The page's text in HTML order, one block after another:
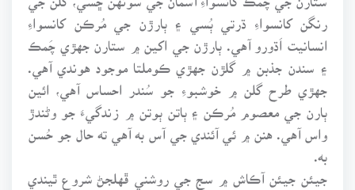
رنگن کانسواءِ ڌرتي ٻُسي ۽ ٻارڙن جي مُرڪن کانسواءِ
انسانيت اَڌورو آهي. ٻارڙن جي اکين ۾ ستارن جهڙي چَمڪ
۽ سندن جذبن ۾ گلڙن جهڙي ڪوملتا موجود هوندي آهي.
جهڙي طرح گلن ۾ خوشبوءِ جو سُندر احساس آهي، ائين
ٻارن جي معصوم مُرڪن ۽ ٻاتن ٻوتن ۾ زندگيءَ جو وڻندڙ
واس آهي. هنن ۾ ئي آئندي جي آس به آهي ته حال جو حُسن
جيئن جيئن آڪاش ۾ سج جي روشني ڦهلجڻ شروع ٿيندي